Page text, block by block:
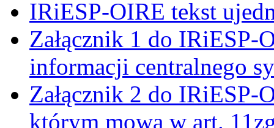
IRiESP-OIRE tekst
Załącznik 1 do IRiESP-
informacji centralnego
Załącznik 2 do IRiESP-
którym mowa w art.